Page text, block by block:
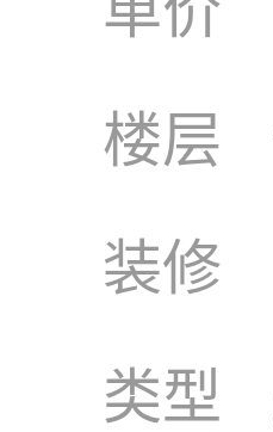
楼层
装修
类型